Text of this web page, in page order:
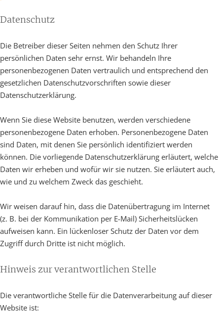
Datenschutz
Die Betreiber dieser Seiten nehmen den Schutz Ihrer
persönlichen Daten sehr ernst. Wir behandeln Ihre
personenbezogenen Daten vertraulich und entsprechend den
gesetzlichen Datenschutzvorschriften sowie dieser
Datenschutzerklärung.
Wenn Sie diese Website benutzen, werden verschiedene
personenbezogene Daten erhoben. Personenbezogene Daten
sind Daten, mit denen Sie persönlich identifiziert werden
können. Die vorliegende Datenschutzerklärung erläutert, welche
Daten wir erheben und wofür wir sie nutzen. Sie erläutert auch,
wie und zu welchem Zweck das geschieht.
Wir weisen darauf hin, dass die Datenübertragung im Internet
(z. B. bei der Kommunikation per E-Mail) Sicherheitslücken
aufweisen kann. Ein lückenloser Schutz der Daten vor dem
Zugriff durch Dritte ist nicht möglich.
Hinweis zur verantwortlichen Stelle
Die verantwortliche Stelle für die Datenverarbeitung auf dieser
Website ist: